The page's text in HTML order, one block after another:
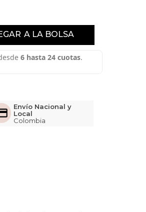
Envío Nacional y
Local
Colombia